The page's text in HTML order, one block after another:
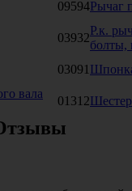
09594Рычаг
03932
Р.к.
болты,
03091
01312